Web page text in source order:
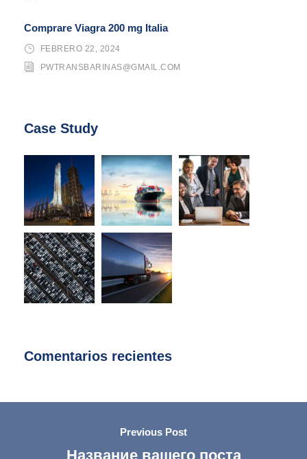
Comprare Viagra 200 mg Italia
FEBRERO 22, 2024
PWTRANSBARINAS@GMAIL.COM
Case Study
Comentarios recientes
Previous Post
Название вашего поста